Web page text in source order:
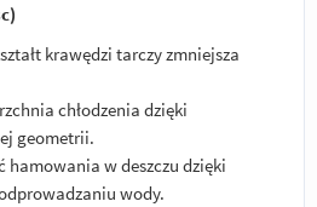
krawędzi tarczy zmniejsza
chłodzenia dzięki
geometrii.
hamowania w deszczu dzięki
wody.